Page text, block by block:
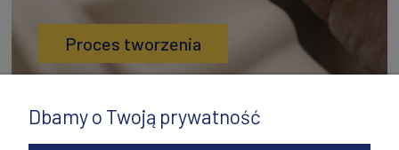
Proces tworzenia
Dbamy o Twoją prywatność